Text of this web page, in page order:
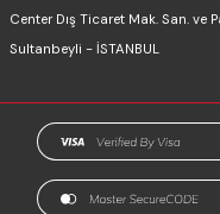
Center Dış Ticaret Mak. San. ve
Sultanbeyli - İSTANBUL